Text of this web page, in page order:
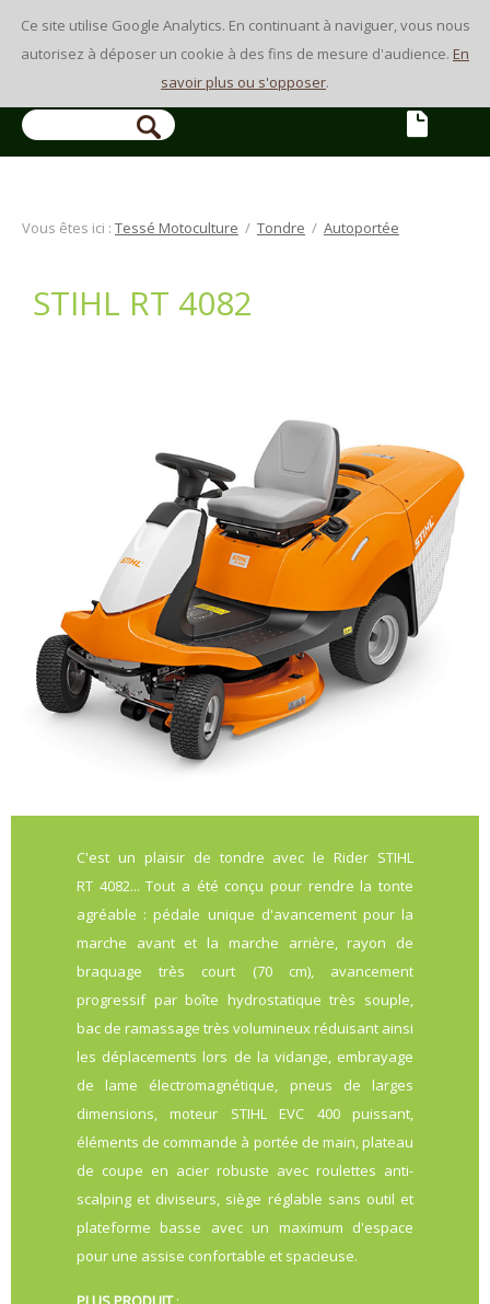
Ce site utilise Google Analytics. En continuant à naviguer, vous nous
autorisez à déposer un cookie à des fins de mesure d'audience. En
savoir plus ou s'opposer.
Vous êtes ici : Tessé Motoculture / Tondre / Autoportée
STIHL RT 4082
C'est un plaisir de tondre avec le Rider STIHL
RT 4082... Tout a été conçu pour rendre la tonte
agréable : pédale unique d'avancement pour la
marche avant et la marche arrière, rayon de
braquage très court (70 cm), avancement
progressif par boîte hydrostatique très souple,
bac de ramassage très volumineux réduisant ainsi
les déplacements lors de la vidange, embrayage
de lame électromagnétique, pneus de larges
dimensions, moteur STIHL EVC 400 puissant,
éléments de commande à portée de main, plateau
de coupe en acier robuste avec roulettes anti-
scalping et diviseurs, siège réglable sans outil et
plateforme basse avec un maximum d'espace
pour une assise confortable et spacieuse.